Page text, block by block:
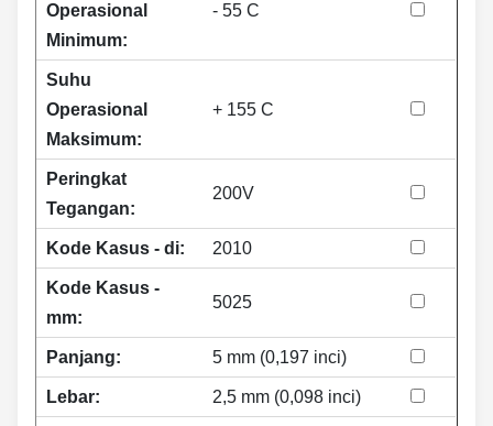
Operasional
Minimum:
- 55 C
Suhu
Operasional
Maksimum:
+ 155 C
Peringkat
Tegangan:
200V
Kode Kasus - di: 2010
Kode Kasus -
mm:
5025
Panjang: 5 mm (0,197 inci)
Lebar: 2,5 mm (0,098 inci)